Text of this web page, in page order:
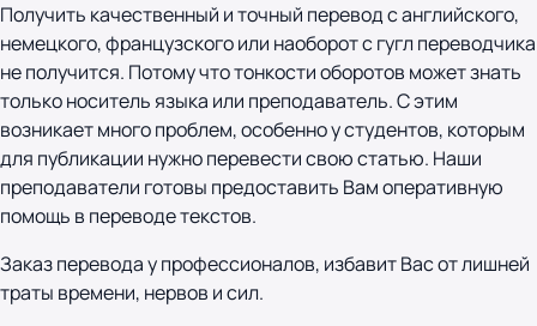
Получить качественный и точный перевод с английского,
немецкого, французского или наоборот с гугл переводчика
не получится. Потому что тонкости оборотов может знать
только носитель языка или преподаватель. С этим
возникает много проблем, особенно у студентов, которым
для публикации нужно перевести свою статью. Наши
преподаватели готовы предоставить Вам оперативную
помощь в переводе текстов.
Заказ перевода у профессионалов, избавит Вас от лишней
траты времени, нервов и сил.